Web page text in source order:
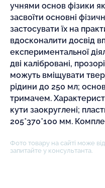
учнями основ фізики
засвоїти основні
застосувати їх на
вдосконалити досвід
експериментальної
дві калібровані,
можуть вміщувати
рідини до 250 мл;
тримачем.
кути заокруглені;
205*370*100 мм.
Фото товару на сайті може
запитайте у консультанта.